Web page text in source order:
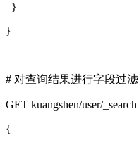
}
}
# 对查询结果进行字段过滤
GET kuangshen/user/_search
{